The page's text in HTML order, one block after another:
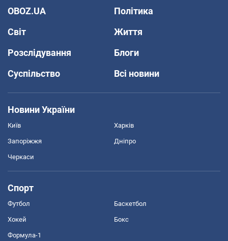
OBOZ.UA
Політика
Світ
Життя
Розслідування
Блоги
Суспільство
Всі новини
Новини України
Київ Харків
Запоріжжя Дніпро
Черкаси
Спорт
Футбол Баскетбол
Хокей Бокс
Формула-1